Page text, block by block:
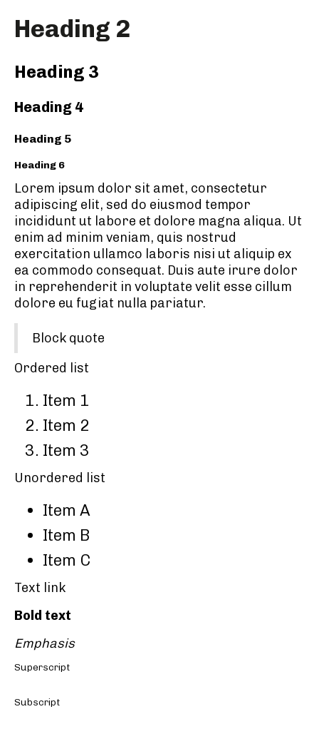
Heading 2
Heading 3
Heading 4
Heading 5
Heading 6
Lorem ipsum dolor sit amet, consectetur
adipiscing elit, sed do eiusmod tempor
incididunt ut labore et dolore magna aliqua. Ut
enim ad minim veniam, quis nostrud
exercitation ullamco laboris nisi ut aliquip ex
ea commodo consequat. Duis aute irure dolor
in reprehenderit in voluptate velit esse cillum
dolore eu fugiat nulla pariatur.
Block quote
Ordered list
Item 1
Item 2
Item 3
Unordered list
Item A
Item B
Item C
Text link
Bold text
Emphasis
Superscript
Subscript